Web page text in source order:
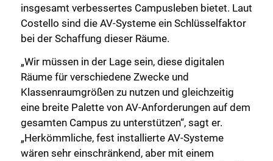
insgesamt verbessertes Campusleben bietet. Laut
Costello sind die AV-Systeme ein Schlüsselfaktor
bei der Schaffung dieser Räume.
„Wir müssen in der Lage sein, diese digitalen
Räume für verschiedene Zwecke und
Klassenraumgrößen zu nutzen und gleichzeitig
eine breite Palette von AV-Anforderungen auf dem
gesamten Campus zu unterstützen“, sagt er.
„Herkömmliche, fest installierte AV-Systeme
wären sehr einschränkend, aber mit einem